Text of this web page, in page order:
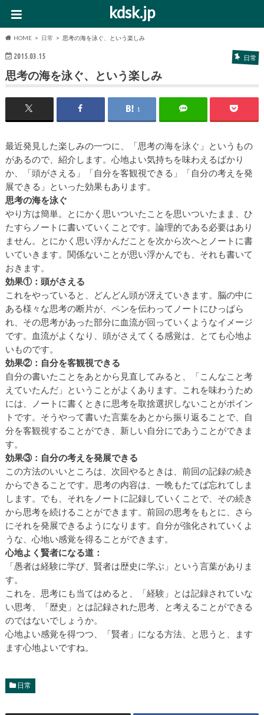
kdsk.jp
HOME 日常 思考の海を泳ぐ、という楽しみ
2015.03.15 日常
思考の海を泳ぐ、という楽しみ
1
最近発見した楽しみの一つに、「思考の海を泳ぐ」というもの
があるので、紹介します。心地よい気持ちを味わえるばかり
か、「頭がさえる」「自分を客観視できる」「自分の考えを発
展できる」といった効果もあります。
思考の海を泳ぐ
やり方は簡単。とにかく思いついたことを思いついたまま、ひ
たすらノートに書いていくことです。論理的である必要はあり
ません。とにかく思い浮かんだことを次から次へとノートに書
いていきます。関係ないことが思い浮かんでも、それも書いて
おきます。
効果①：頭がさえる
これをやっていると、どんどん頭が冴えていきます。脳の中に
ある様々な思考の断片が、ペンを伝わってノートにひっぱら
れ、その思考があった部分に血流が回っていくようなイメージ
です。血流がよくなり、頭がさえてくる感覚は、とても心地よ
いものです。
効果②：自分を客観視できる
自分の書いたことをあとから見直してみると、「こんなこと考
えていたんだ」ということがよくあります。これを味わうため
には、ノートに書くときに思考を取捨選択しないことがポイン
トです。そうやって書いた言葉をあとから振り返ることで、自
分を客観視することができ、新しい自分にであうことができま
す。
効果③：自分の考えを発展できる
この方法のいいところは、次回やるときは、前回の記録の続き
からできることです。思考の内容は、一晩もたてば忘れてしま
します。でも、それをノートに記録していくことで、その続き
から思考を続けることができます。前回の思考をもとに、さら
にそれを発展できるようになります。自分が強化されていくよ
うな、心地い感覚を得ることができます。
心地よく賢者になる道：
「愚者は経験に学び、賢者は歴史に学ぶ」という言葉がありま
す。
これを、思考にも当てはめると、「経験」とは記録されていな
い思考、「歴史」とは記録された思考、と考えることができる
のではないでしょうか。
心地よい感覚を得つつ、「賢者」になる方法、と思うと、ます
ます心地よいですね。
日常